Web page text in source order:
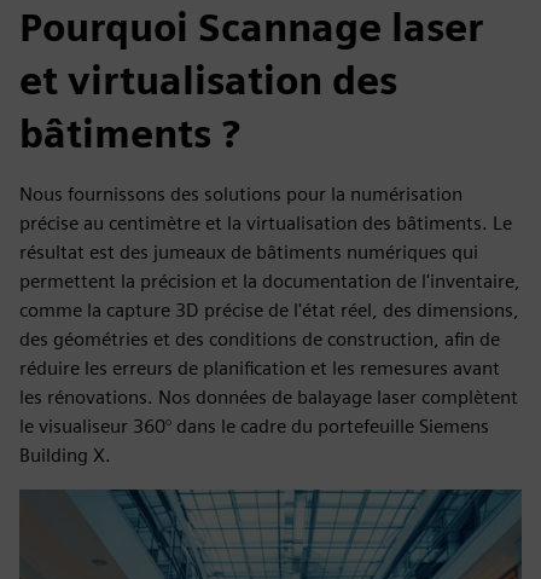
Pourquoi Scannage laser
et virtualisation des
bâtiments ?
Nous fournissons des solutions pour la numérisation
précise au centimètre et la virtualisation des bâtiments. Le
résultat est des jumeaux de bâtiments numériques qui
permettent la précision et la documentation de l'inventaire,
comme la capture 3D précise de l'état réel, des dimensions,
des géométries et des conditions de construction, afin de
réduire les erreurs de planification et les remesures avant
les rénovations. Nos données de balayage laser complètent
le visualiseur 360° dans le cadre du portefeuille Siemens
Building X.